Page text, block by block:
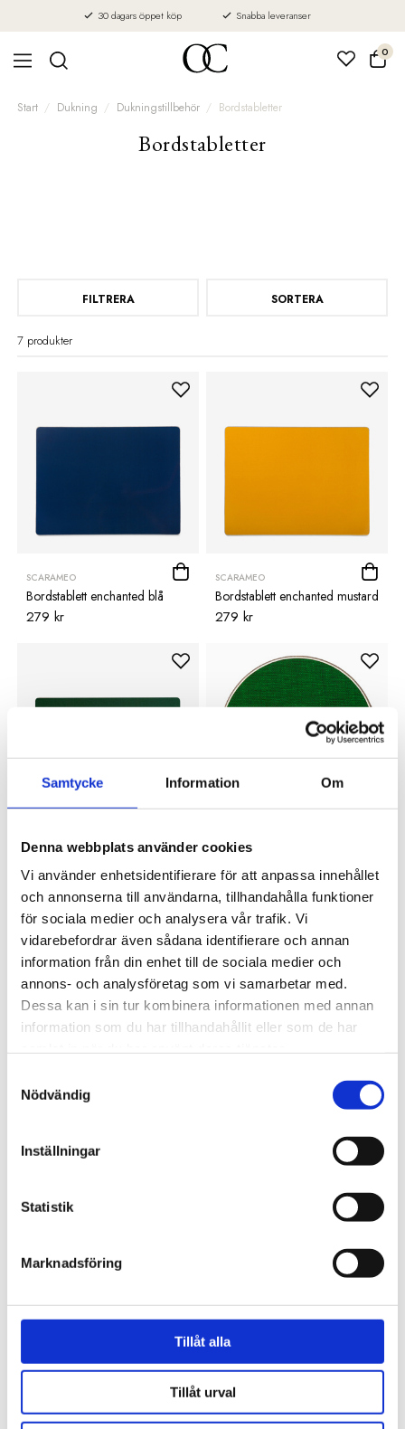
Samtycke Information Om
Denna webbplats använder cookies
Vi använder enhetsidentifierare för att anpassa innehållet
och annonserna till användarna, tillhandahålla funktioner
för sociala medier och analysera vår trafik. Vi
vidarebefordrar även sådana identifierare och annan
information från din enhet till de sociala medier och
annons- och analysföretag som vi samarbetar med.
Dessa kan i sin tur kombinera informationen med annan
information som du har tillhandahållit eller som de har
Nödvändig
Inställningar
Statistik
Marknadsföring
Tillåt alla
Tillåt urval
30 dagars öppet köp Snabba leveranser
0
Start Dukning Dukningstillbehör Bordstabletter
Bordstabletter
FILTRERA SORTERA
7 produkter
SCARAMEO
Bordstablett enchanted blå
279 kr
SCARAMEO
Bordstablett enchanted mustard
279 kr
SCARAMEO
Bordstablett enchanted grön
279 kr
SCARAMEO
Glasunderlägg 10cm grön
100 kr
449 kr
Bordstablett Sweet knot rotting
Garbo underlägg bomull gul